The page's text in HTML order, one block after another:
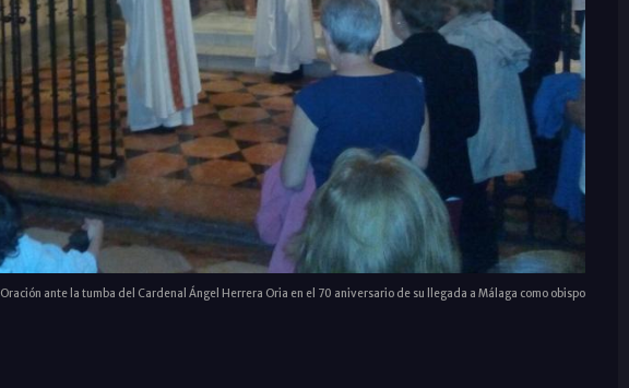
Oración ante la tumba del Cardenal Ángel Herrera Oria en el 70 aniversario de su llegada a Málaga como obispo